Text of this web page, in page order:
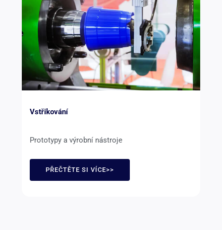
Vstřikování
Prototypy a výrobní nástroje
PŘEČTĚTE SI VÍCE>>